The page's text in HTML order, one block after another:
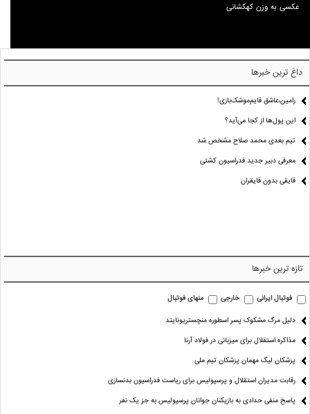
عکسی به وزن کهکشانی
داغ ترین خبرها
رامین،عاشق قایم‌موشک‌بازی!
این پول‌ها از کجا می‌آید؟
تیم بعدی محمد صلاح مشخص شد
معرفی دبیر جدید فدراسیون کشتی
قایقی بدون قایقران
تازه ترین خبرها
فوتبال ایرانی خارجی منهای فوتبال
دلیل مرگ مشکوک پسر اسطوره منچستریونایتد
مذاکره استقلال برای میزبانی در فولاد آرنا
پزشکان لیگ مهمان پزشکان تیم ملی
رقابت مدیران استقلال و پرسپولیس برای ریاست فدراسیون بدنسازی
پاسخ منفی حدادی به بازیکنان جوانان پرسپولیس به جز یک نفر